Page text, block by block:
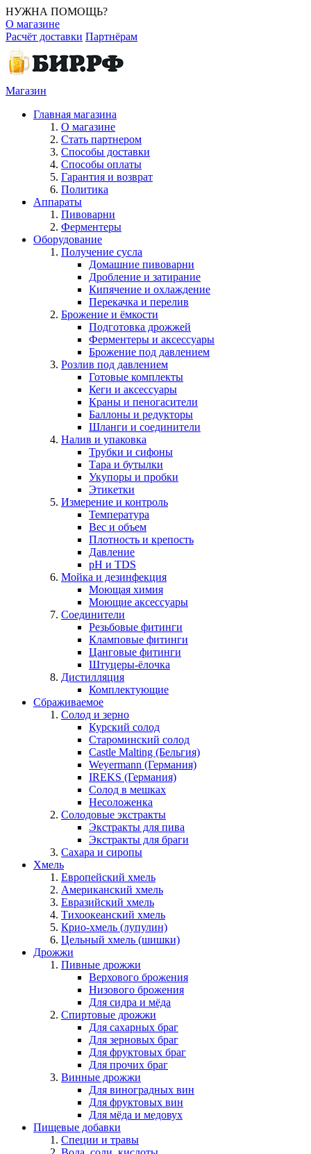
НУЖНА ПОМОЩЬ?
О магазине
Расчёт доставки Партнёрам
Магазин
Главная магазина
О магазине
Стать партнером
Способы доставки
Способы оплаты
Гарантия и возврат
Политика
Аппараты
Пивоварни
Ферментеры
Оборудование
Получение сусла
Домашние пивоварни
Дробление и затирание
Кипячение и охлаждение
Перекачка и перелив
Брожение и ёмкости
Подготовка дрожжей
Ферментеры и аксессуары
Брожение под давлением
Розлив под давлением
Готовые комплекты
Кеги и аксессуары
Краны и пеногасители
Баллоны и редукторы
Шланги и соединители
Налив и упаковка
Трубки и сифоны
Тара и бутылки
Укупоры и пробки
Этикетки
Измерение и контроль
Температура
Вес и объем
Плотность и крепость
Давление
pH и TDS
Мойка и дезинфекция
Моющая химия
Моющие аксессуары
Соединители
Резьбовые фитинги
Кламповые фитинги
Цанговые фитинги
Штуцеры-ёлочка
Дистилляция
Комплектующие
Сбраживаемое
Солод и зерно
Курский солод
Староминский солод
Castle Malting (Бельгия)
Weyermann (Германия)
IREKS (Германия)
Солод в мешках
Несоложенка
Солодовые экстракты
Экстракты для пива
Экстракты для браги
Сахара и сиропы
Хмель
Европейский хмель
Американский хмель
Евразийский хмель
Тихоокеанский хмель
Крио-хмель (лупулин)
Цельный хмель (шишки)
Дрожжи
Пивные дрожжи
Верхового брожения
Низового брожения
Для сидра и мёда
Спиртовые дрожжи
Для сахарных браг
Для зерновых браг
Для фруктовых браг
Для прочих браг
Винные дрожжи
Для виноградных вин
Для фруктовых вин
Для мёда и медовух
Пищевые добавки
Специи и травы